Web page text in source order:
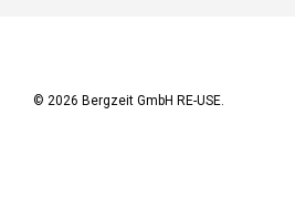
© 2026 Bergzeit GmbH RE-USE.